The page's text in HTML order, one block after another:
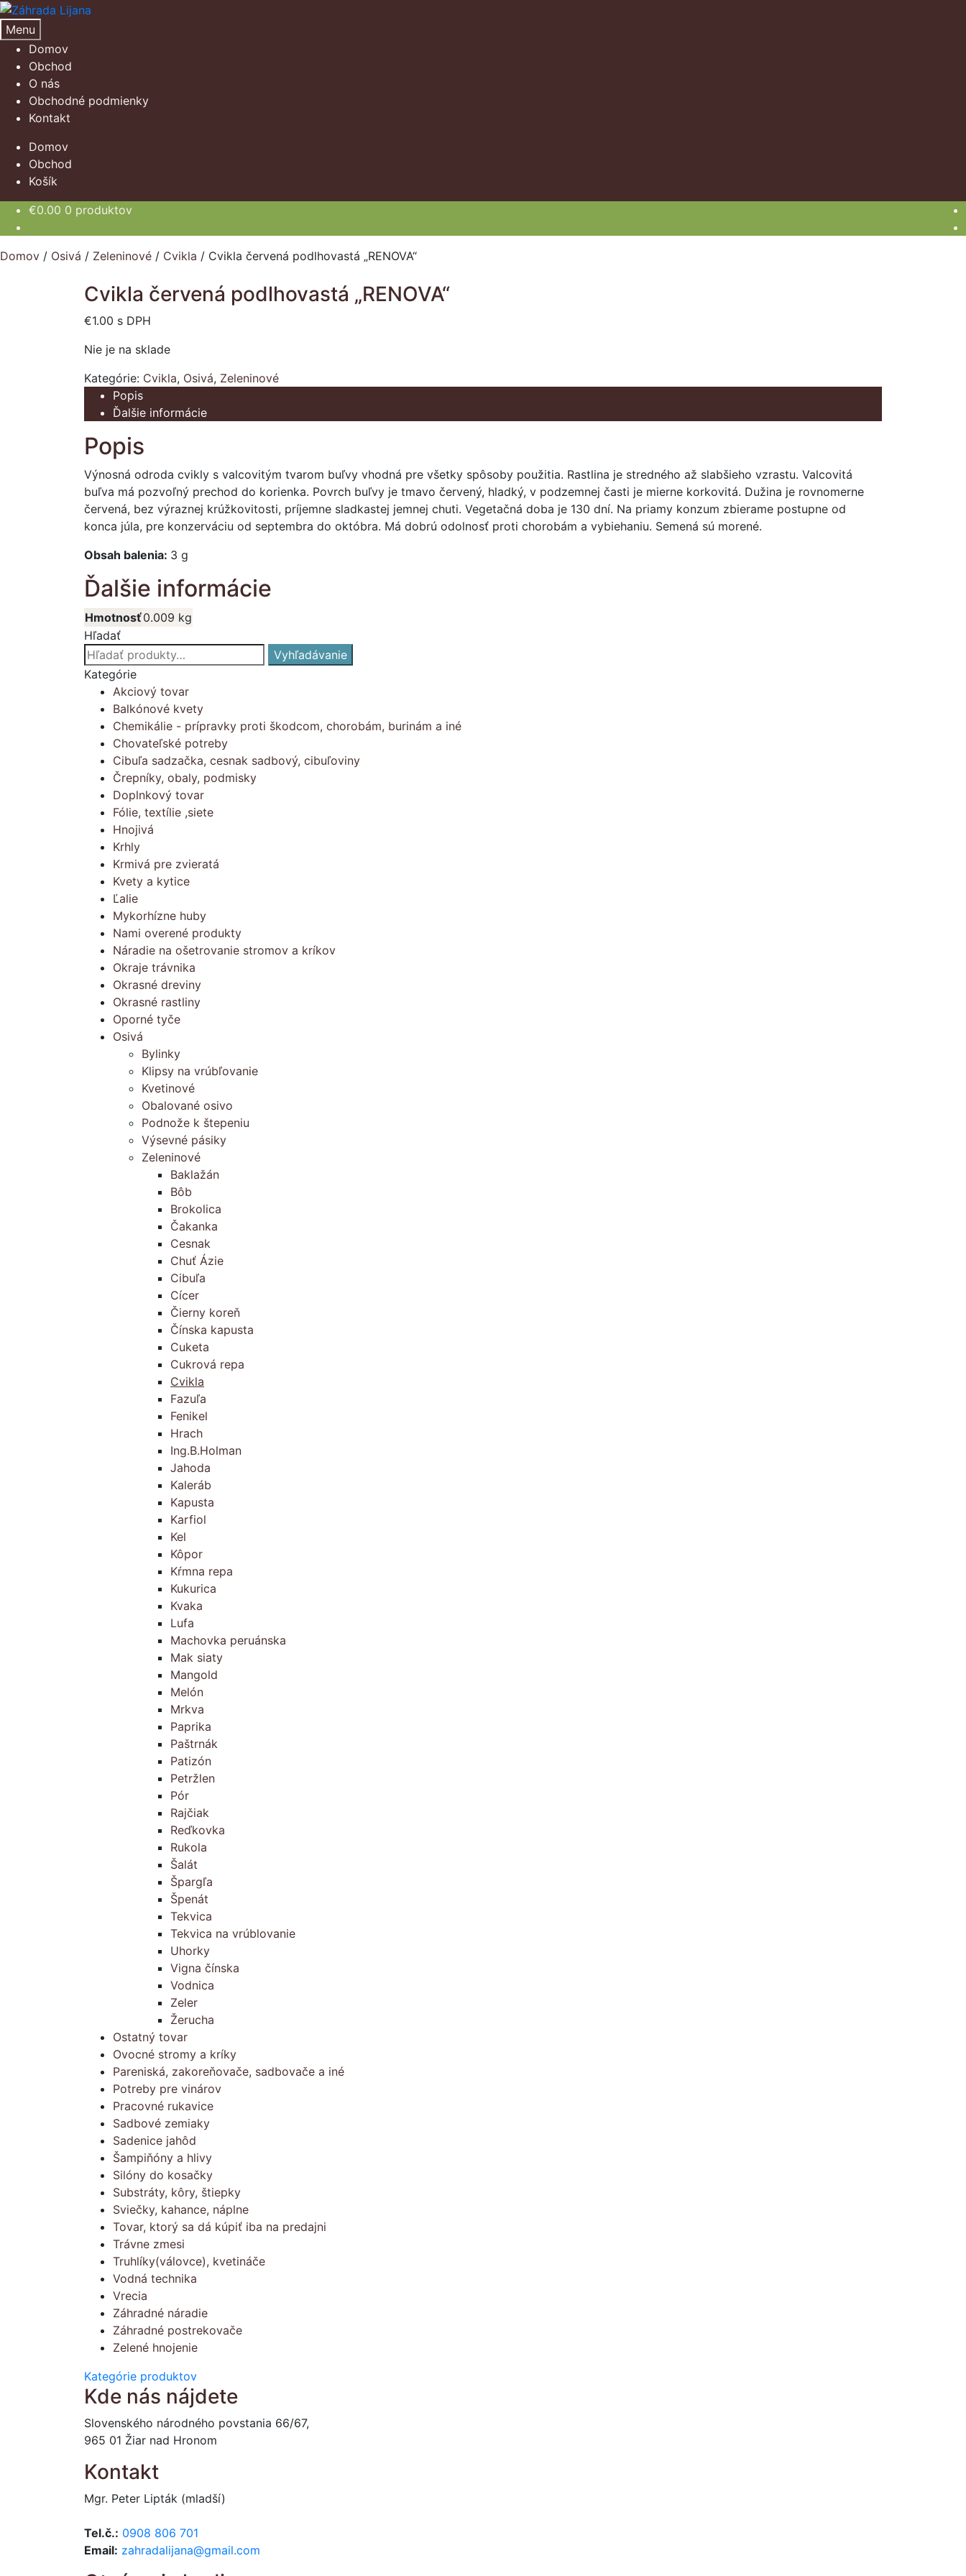
Preskočiť
na
navigáciu
Preskočiť
na
obsah
Menu
Domov
Obchod
O nás
Obchodné podmienky
Kontakt
Domov
Obchod
Košík
€0.00 0 produktov
Domov / Osivá / Zeleninové / Cvikla / Cvikla červená podlhovastá „RENOVA“
Cvikla červená podlhovastá „RENOVA“
€1.00 s DPH
Nie je na sklade
Kategórie: Cvikla, Osivá, Zeleninové
Popis
Ďalšie informácie
Popis
Výnosná odroda cvikly s valcovitým tvarom buľvy vhodná pre všetky spôsoby použitia. Rastlina je stredného až slabšieho vzrastu. Valcovitá
buľva má pozvoľný prechod do korienka. Povrch buľvy je tmavo červený, hladký, v podzemnej časti je mierne korkovitá. Dužina je rovnomerne
červená, bez výraznej krúžkovitosti, príjemne sladkastej jemnej chuti. Vegetačná doba je 130 dní. Na priamy konzum zbierame postupne od
konca júla, pre konzerváciu od septembra do októbra. Má dobrú odolnosť proti chorobám a vybiehaniu. Semená sú morené.
Obsah balenia: 3 g
Ďalšie informácie
Hmotnosť0.009 kg
Hľadať
Hľadať:
Vyhľadávanie
Kategórie
Akciový tovar
Balkónové kvety
Chemikálie - prípravky proti škodcom, chorobám, burinám a iné
Chovateľské potreby
Cibuľa sadzačka, cesnak sadbový, cibuľoviny
Črepníky, obaly, podmisky
Doplnkový tovar
Fólie, textílie ,siete
Hnojivá
Krhly
Krmivá pre zvieratá
Kvety a kytice
Ľalie
Mykorhízne huby
Nami overené produkty
Náradie na ošetrovanie stromov a kríkov
Okraje trávnika
Okrasné dreviny
Okrasné rastliny
Oporné tyče
Osivá
Bylinky
Klipsy na vrúbľovanie
Kvetinové
Obalované osivo
Podnože k štepeniu
Výsevné pásiky
Zeleninové
Baklažán
Bôb
Brokolica
Čakanka
Cesnak
Chuť Ázie
Cibuľa
Cícer
Čierny koreň
Čínska kapusta
Cuketa
Cukrová repa
Cvikla
Fazuľa
Fenikel
Hrach
Ing.B.Holman
Jahoda
Kaleráb
Kapusta
Karfiol
Kel
Kôpor
Kŕmna repa
Kukurica
Kvaka
Lufa
Machovka peruánska
Mak siaty
Mangold
Melón
Mrkva
Paprika
Paštrnák
Patizón
Petržlen
Pór
Rajčiak
Reďkovka
Rukola
Šalát
Špargľa
Špenát
Tekvica
Tekvica na vrúblovanie
Uhorky
Vigna čínska
Vodnica
Zeler
Žerucha
Ostatný tovar
Ovocné stromy a kríky
Pareniská, zakoreňovače, sadbovače a iné
Potreby pre vinárov
Pracovné rukavice
Sadbové zemiaky
Sadenice jahôd
Šampiňóny a hlivy
Silóny do kosačky
Substráty, kôry, štiepky
Sviečky, kahance, náplne
Tovar, ktorý sa dá kúpiť iba na predajni
Trávne zmesi
Truhlíky(válovce), kvetináče
Vodná technika
Vrecia
Záhradné náradie
Záhradné postrekovače
Zelené hnojenie
Kategórie produktov
Kde nás nájdete
Slovenského národného povstania 66/67,
965 01 Žiar nad Hronom
Kontakt
Mgr. Peter Lipták (mladší)
Tel.č.: 0908 806 701
Email: zahradalijana@gmail.com